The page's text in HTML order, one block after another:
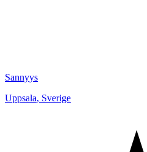
Sannyys
Uppsala, Sverige